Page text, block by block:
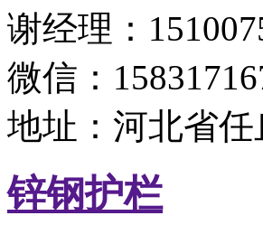
谢经理：
微信：
地址：河北省
锌钢护栏